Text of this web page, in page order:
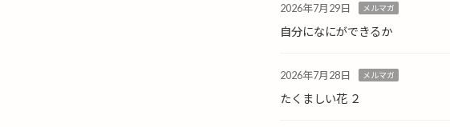
2026年7月29日 メルマガ
自分になにができるか
2026年7月28日 メルマガ
たくましい花 ２